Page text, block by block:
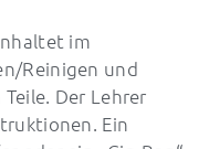
im
Reinigen und
Der Lehrer
Ein